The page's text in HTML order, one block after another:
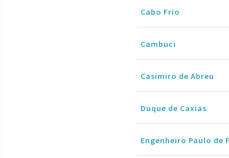
Cabo Frio
Cambuci
Casimiro de Abreu
Duque de Caxias
Engenheiro Paulo de